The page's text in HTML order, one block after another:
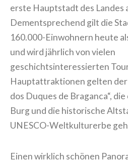
erste Hauptstadt des Landes
Dementsprechend gilt die
160.000-Einwohnern heute
und wird jährlich von vielen
geschichtsinteressierten
Hauptattraktionen gelten der
dos Duques de Braganca“,
Burg und die historische
UNESCO-Weltkulturerbe
Einen wirklich schönen